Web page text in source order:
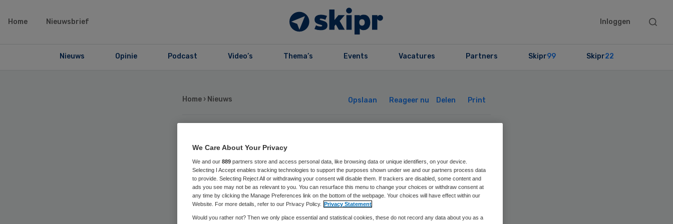
Home Nieuwsbrief Inloggen
Search
Nieuws Opinie Podcast Video’s Thema’s Events Vacatures Partners Skipr99 Skipr22
Home › Nieuws Opslaan Reageer nu Delen Print
Belangenvereniging
geschokt door fout
UMC
We Care About Your Privacy
We and our 889 partners store and access personal data, like browsing data or unique identifiers, on your device.
Selecting I Accept enables tracking technologies to support the purposes shown under we and our partners process data
to provide. Selecting Reject All or withdrawing your consent will disable them. If trackers are disabled, some content and
ads you see may not be as relevant to you. You can resurface this menu to change your choices or withdraw consent at
any time by clicking the Manage Preferences link on the bottom of the webpage. Your choices will have effect within our
Website. For more details, refer to our Privacy Policy.
Privacy Statement
Would you rather not? Then we only place essential and statistical cookies, these do not record any data about you as a